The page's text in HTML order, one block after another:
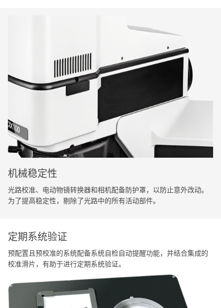
机械稳定性
光路校准、电动物镜转换器和相机配备防护罩，以防止意外改动。
为了提高稳定性，剔除了光路中的所有活动部件。
定期系统验证
预配置且预校准的系统配备系统自检自动提醒功能，并结合集成的
校准滑片，有助于进行定期系统验证。